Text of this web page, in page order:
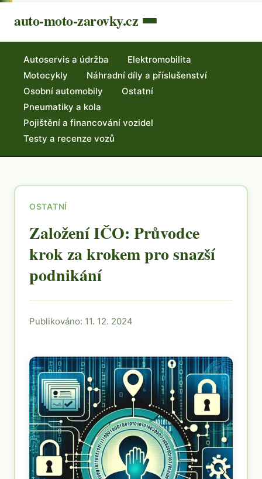
auto-moto-zarovky.cz
Autoservis a údržba
Elektromobilita
Motocykly
Náhradní díly a příslušenství
Osobní automobily
Ostatní
Pneumatiky a kola
Pojištění a financování vozidel
Testy a recenze vozů
OSTATNÍ
Založení IČO: Průvodce
krok za krokem pro snazší
podnikání
Publikováno: 11. 12. 2024